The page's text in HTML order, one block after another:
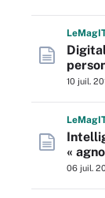
LeMag
10 juil.
LeMag
«
06 juil.